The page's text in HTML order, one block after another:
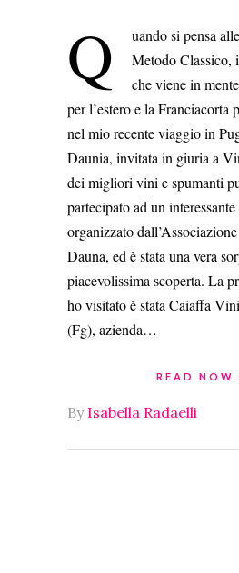
Q
uando si pensa
Metodo
che viene in
per l’estero e la Franciacorta
nel mio recente viaggio in
Daunia, invitata in giuria a
dei migliori vini e spumanti
partecipato ad un
organizzato
Dauna, ed è stata una vera
piacevolissima scoperta. La
ho visitato è stata Caiaffa
(Fg), azienda…
READ NOW
By Isabella Radaelli